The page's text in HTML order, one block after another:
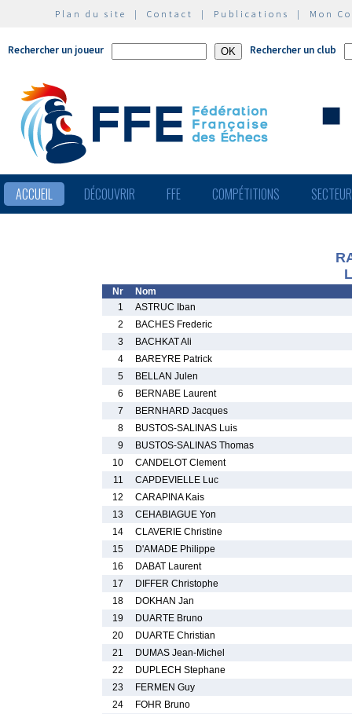
Plan du site | Contact | Publications | Mon
Rechercher un joueur Rechercher un club
ACCUEIL DÉCOUVRIR FFE COMPÉTITIONS
Nr
Nom
1
ASTRUC Iban
2
BACHES Frederic
3
BACHKAT Ali
4
BAREYRE Patrick
5
BELLAN Julen
6
BERNABE Laurent
7
BERNHARD Jacques
8
BUSTOS-SALINAS Luis
9
BUSTOS-SALINAS Thomas
10
CANDELOT Clement
11
CAPDEVIELLE Luc
12
CARAPINA Kais
13
CEHABIAGUE Yon
14
CLAVERIE Christine
15
D'AMADE Philippe
16
DABAT Laurent
17
DIFFER Christophe
18
DOKHAN Jan
19
DUARTE Bruno
20
DUARTE Christian
21
DUMAS Jean-Michel
22
DUPLECH Stephane
23
FERMEN Guy
24
FOHR Bruno